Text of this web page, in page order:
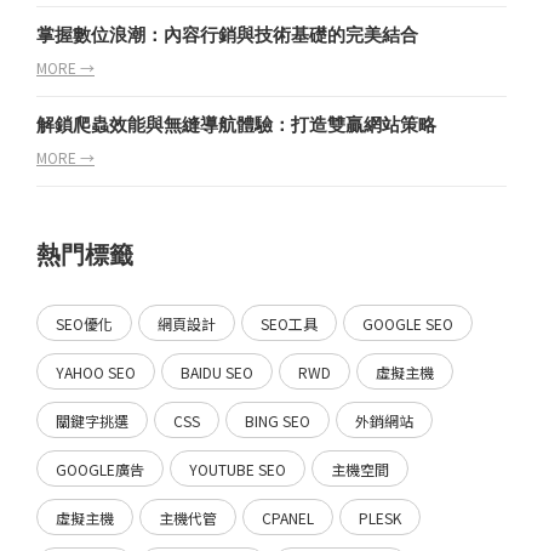
掌握數位浪潮：內容行銷與技術基礎的完美結合
MORE →
解鎖爬蟲效能與無縫導航體驗：打造雙贏網站策略
MORE →
熱門標籤
SEO優化 網頁設計 SEO工具 GOOGLE SEO
YAHOO SEO BAIDU SEO RWD 虛擬主機
關鍵字挑選 CSS BING SEO 外銷網站
GOOGLE廣告 YOUTUBE SEO 主機空間
虛擬主機 主機代管 CPANEL PLESK